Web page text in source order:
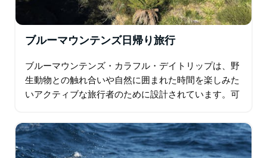
ブルーマウンテンズ日帰り旅行
ブルーマウンテンズ・カラフル・デイトリップは、野
生動物との触れ合いや自然に囲まれた時間を楽しみた
いアクティブな旅行者のために設計されています。可
ォーキング、雄大な景色を楽しめる滝まで…